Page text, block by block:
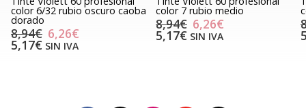
color 6/32 rubio oscuro caoba
dorado
8,94€ 6,26€
5,17€ SIN IVA
color 7 rubio medio
8,94€ 6,26€
5,17€ SIN IVA